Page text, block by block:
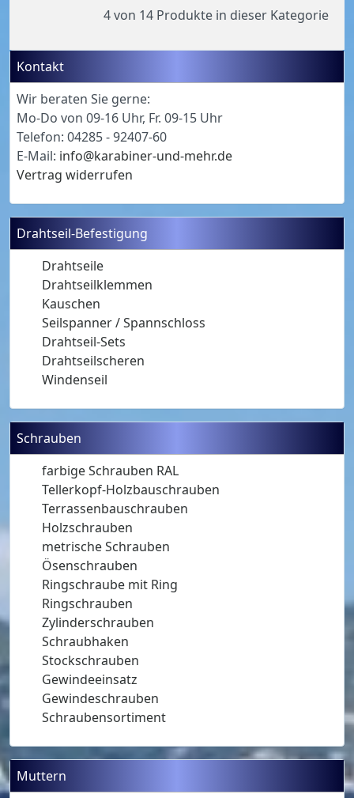
4 von 14 Produkte in dieser Kategorie
Kontakt
Wir beraten Sie gerne:
Mo-Do von 09-16 Uhr, Fr. 09-15 Uhr
Telefon: 04285 - 92407-60
E-Mail: info@karabiner-und-mehr.de
Vertrag widerrufen
Drahtseil-Befestigung
Drahtseile
Drahtseilklemmen
Kauschen
Seilspanner / Spannschloss
Drahtseil-Sets
Drahtseilscheren
Windenseil
Schrauben
farbige Schrauben RAL
Tellerkopf-Holzbauschrauben
Terrassenbauschrauben
Holzschrauben
metrische Schrauben
Ösenschrauben
Ringschraube mit Ring
Ringschrauben
Zylinderschrauben
Schraubhaken
Stockschrauben
Gewindeeinsatz
Gewindeschrauben
Schraubensortiment
Muttern